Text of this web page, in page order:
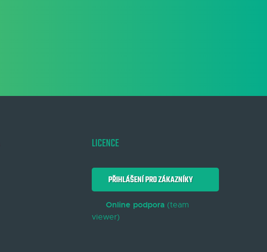
LICENCE
PŘIHLÁŠENÍ PRO ZÁKAZNÍKY
Online podpora(team
viewer)